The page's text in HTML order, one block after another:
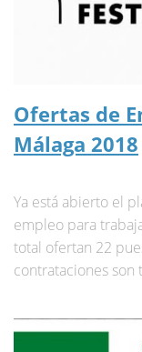
Ofertas de
Málaga 2018
Ya está abierto el
empleo para
total ofertan 22
contrataciones son